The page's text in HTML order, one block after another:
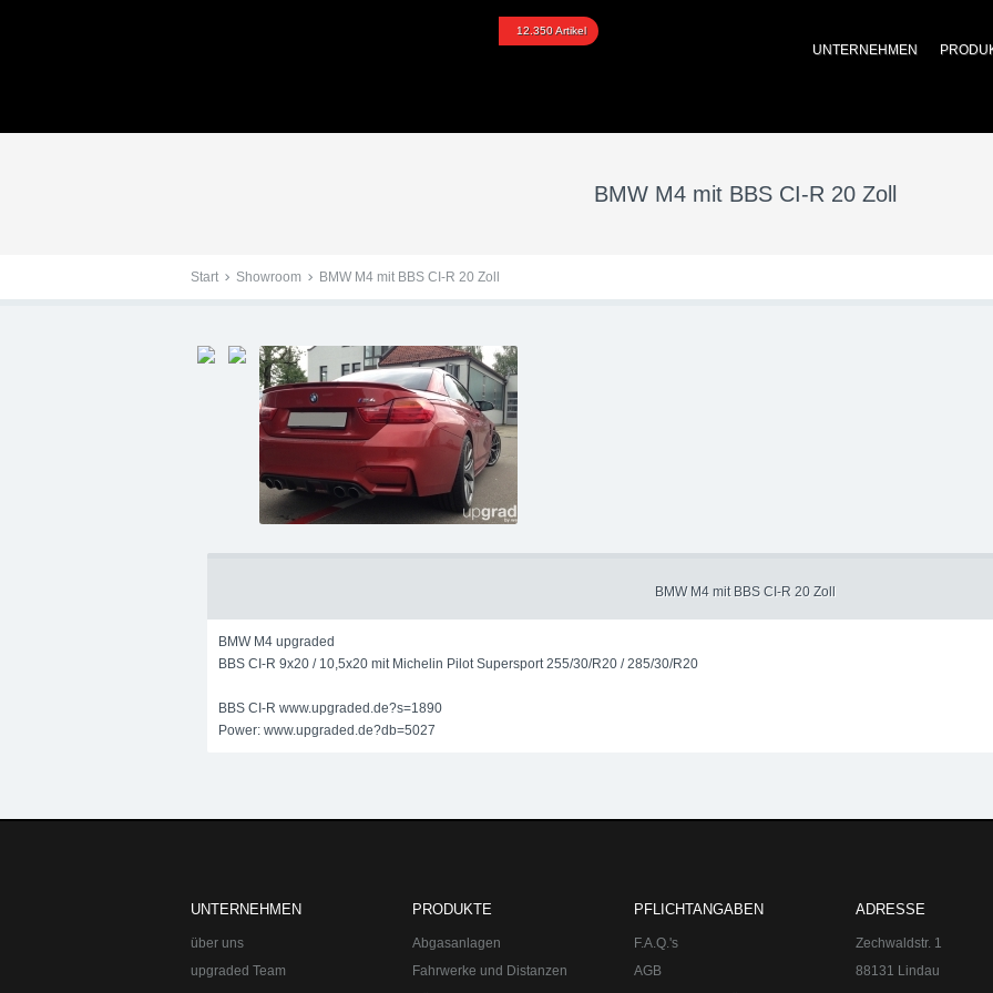
BMW M4 mit BBS CI-R 20 Zoll
12.350 Artikel
UNTERNEHMEN
BMW M4 mit BBS CI-R 20 Zoll
Start Showroom BMW M4 mit BBS CI-R 20 Zoll
BMW M4 mit BBS CI-R 20 Zoll
BMW M4 upgraded
BBS CI-R 9x20 / 10,5x20 mit Michelin Pilot Supersport 255/30/R20 / 285/30/R20
BBS CI-R www.upgraded.de?s=1890
Power: www.upgraded.de?db=5027
20 Zoll BMW M4 upgraded BBS CI-R 9x20 / 10,5x20 mit Michelin Pilot Supersport 255/30/R20 / 285/30/R20 BBS
UNTERNEHMEN
über uns
upgraded Team
PRODUKTE
Abgasanlagen
Fahrwerke und Distanzen
PFLICHTANGABEN
F.A.Q.'s
AGB
ADRESSE
Zechwaldstr. 1
88131 Lindau